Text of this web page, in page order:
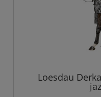
Loesdau